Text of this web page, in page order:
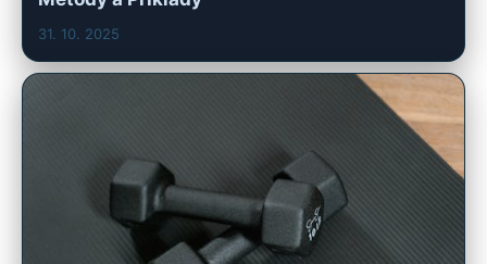
31. 10. 2025